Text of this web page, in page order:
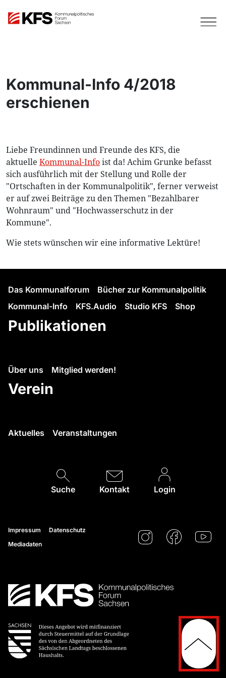
Kommunal-Info 4/2018
erschienen
Liebe Freundinnen und Freunde des KFS, die
aktuelle Kommunal-Infoist da! Achim Grunke befasst
sich ausführlich mit der Stellung und Rolle der
"Ortschaften in der Kommunalpolitik", ferner verweist
er auf zwei Beiträge zu den Themen "Bezahlbarer
Wohnraum" und "Hochwasserschutz in der
Kommune".
Wie stets wünschen wir eine informative Lektüre!
Das Kommunalforum
Bücher zur Kommunalpolitik
Kommunal-Info
KFS.Audio Studio KFS Shop
Publikationen
Über uns Mitglied werden!
Verein
Aktuelles Veranstaltungen
Suche Kontakt Login
Impressum
Datenschutz
Mediadaten